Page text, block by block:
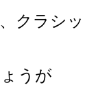
クラシッ
うが